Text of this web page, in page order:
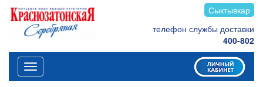
Сыктывкар
телефон службы доставки
400-802
Меню